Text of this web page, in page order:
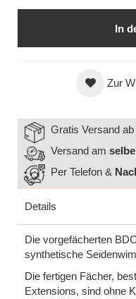
In
Zur
Gratis Versand ab
Versand am
Per Telefon &
Details
Die vorgefächerten
synthetische
Die fertigen Fächer,
Extensions, sind ohne